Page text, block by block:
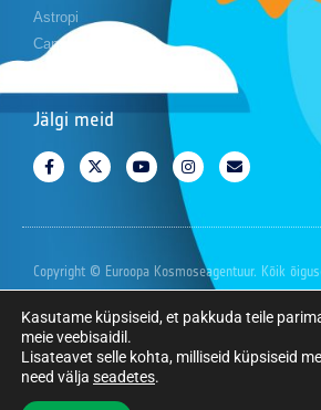
Astropi
Cansat
Jälgi meid
Copyright © Euroopa Kosmoseagentuur. Kõik
Kasutame küpsiseid, et pakkuda teile
meie veebisaidil.
Lisateavet selle kohta, milliseid küpsiseid
need välja seadetes.